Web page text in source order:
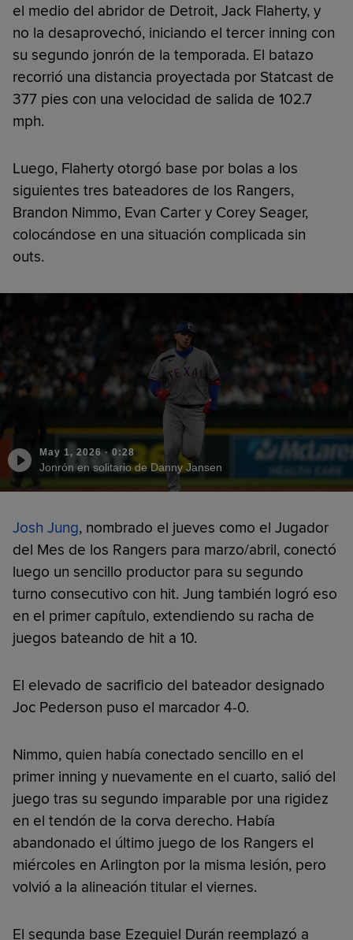
el medio del abridor de Detroit, Jack Flaherty, y
no la desaprovechó, iniciando el tercer inning con
su segundo jonrón de la temporada. El batazo
recorrió una distancia proyectada por Statcast de
377 pies con una velocidad de salida de 102.7
mph.
Luego, Flaherty otorgó base por bolas a los
siguientes tres bateadores de los Rangers,
Brandon Nimmo, Evan Carter y Corey Seager,
colocándose en una situación complicada sin
outs.
May 1, 2026·0:28
Jonrón en solitario de Danny Jansen
Josh Jung, nombrado el jueves como el Jugador
del Mes de los Rangers para marzo/abril, conectó
luego un sencillo productor para su segundo
turno consecutivo con hit. Jung también logró eso
en el primer capítulo, extendiendo su racha de
juegos bateando de hit a 10.
El elevado de sacrificio del bateador designado
Joc Pederson puso el marcador 4-0.
Nimmo, quien había conectado sencillo en el
primer inning y nuevamente en el cuarto, salió del
juego tras su segundo imparable por una rigidez
en el tendón de la corva derecho. Había
abandonado el último juego de los Rangers el
miércoles en Arlington por la misma lesión, pero
volvió a la alineación titular el viernes.
El segunda base Ezequiel Durán reemplazó a